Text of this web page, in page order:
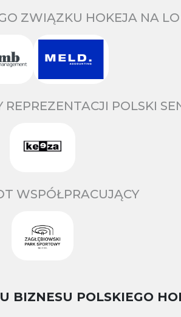
ZWIĄZKU HOKEJA NA
REPREZENTACJI POLSKI
WSPÓŁPRACUJĄCY
BIZNESU POLSKIEGO